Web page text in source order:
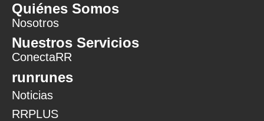
Quiénes Somos
Nosotros
Nuestros Servicios
ConectaRR
runrunes
Noticias
RRPLUS